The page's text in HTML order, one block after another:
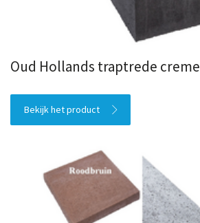
Oud Hollands traptrede creme
Bekijk het product